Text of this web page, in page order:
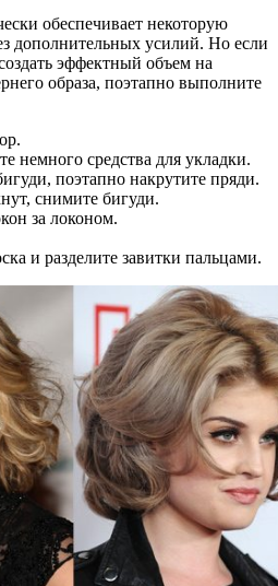
обеспечивает некоторую
дополнительных усилий. Но если
эффектный объем на
образа, поэтапно выполните
немного средства для укладки.
поэтапно накрутите пряди.
снимите бигуди.
за локоном.
и разделите завитки пальцами.